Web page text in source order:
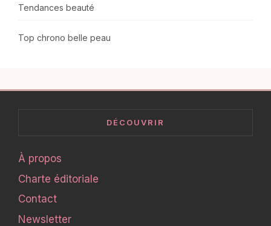
Tendances beauté
Top chrono belle peau
DÉCOUVRIR
À propos
Charte éditoriale
Contact
Newsletter